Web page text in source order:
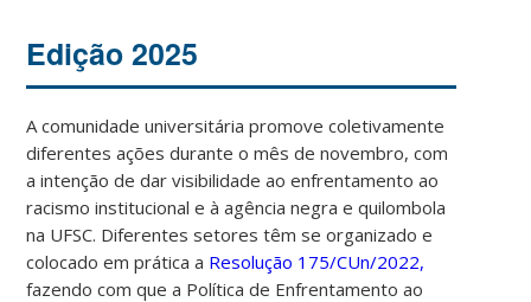
Edição 2025
A comunidade universitária promove coletivamente
diferentes ações durante o mês de novembro, com
a intenção de dar visibilidade ao enfrentamento ao
racismo institucional e à agência negra e quilombola
na UFSC. Diferentes setores têm se organizado e
colocado em prática a Resolução 175/CUn/2022,
fazendo com que a Política de Enfrentamento ao